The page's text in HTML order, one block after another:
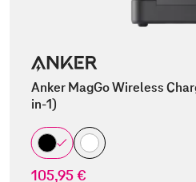
Anker MagGo Wireless
in-1)
105,95 €